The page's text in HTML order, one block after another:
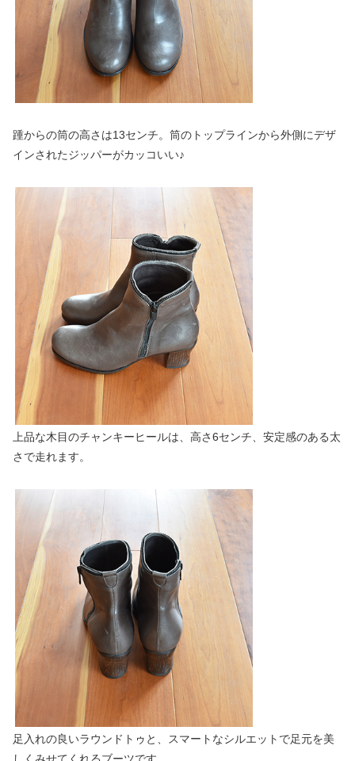
踵からの筒の高さは13センチ。筒のトップラインから外側にデザ
インされたジッパーがカッコいい♪
上品な木目のチャンキーヒールは、高さ6センチ、安定感のある太
さで走れます。
足入れの良いラウンドトゥと、スマートなシルエットで足元を美